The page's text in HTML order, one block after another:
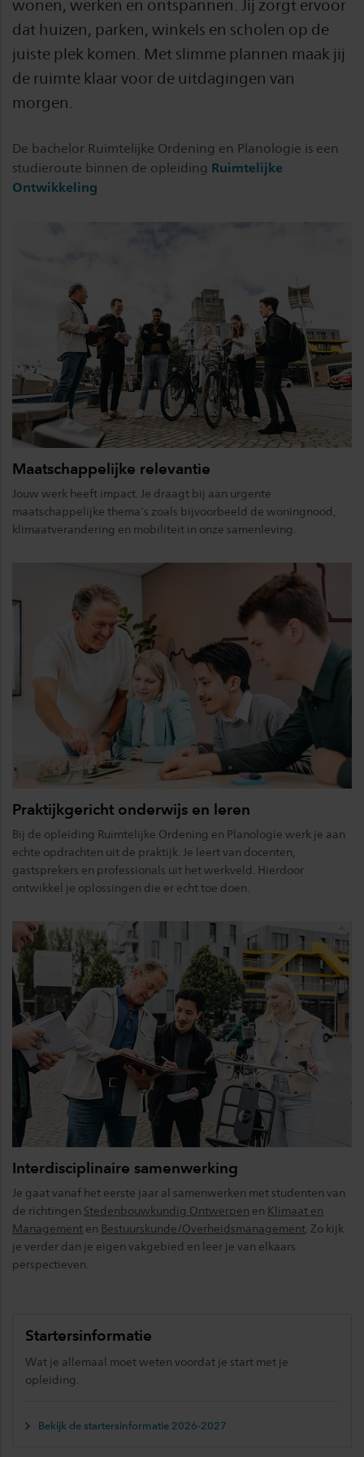
wonen, werken en ontspannen. Jij zorgt ervoor
dat huizen, parken, winkels en scholen op de
juiste plek komen. Met slimme plannen maak jij
de ruimte klaar voor de uitdagingen van
morgen.
De bachelor Ruimtelijke Ordening en Planologie is een
studieroute binnen de opleiding Ruimtelijke
Ontwikkeling
Maatschappelijke relevantie
Jouw werk heeft impact. Je draagt bij aan urgente
maatschappelijke thema’s zoals bijvoorbeeld de woningnood,
klimaatverandering en mobiliteit in onze samenleving.
Praktijkgericht onderwijs en leren
Bij de opleiding Ruimtelijke Ordening en Planologie werk je aan
echte opdrachten uit de praktijk. Je leert van docenten,
gastsprekers en professionals uit het werkveld. Hierdoor
ontwikkel je oplossingen die er echt toe doen.
Interdisciplinaire samenwerking
Je gaat vanaf het eerste jaar al samenwerken met studenten van
de richtingen Stedenbouwkundig Ontwerpen en Klimaat en
Management en Bestuurskunde/Overheidsmanagement . Zo kijk
je verder dan je eigen vakgebied en leer je van elkaars
perspectieven.
Startersinformatie
Wat je allemaal moet weten voordat je start met je
opleiding.
Bekijk de startersinformatie 2026-2027